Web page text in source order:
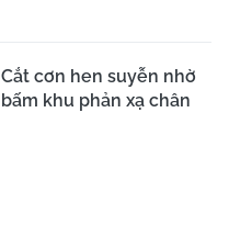
Cắt cơn hen suyễn nhờ
bấm khu phản xạ chân